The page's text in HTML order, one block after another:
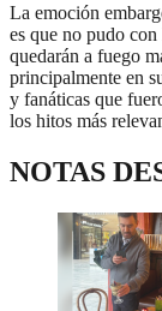
La emoción
es que no pudo
quedarán a fuego
principalmente en
y fanáticas que
los hitos más
NOTAS